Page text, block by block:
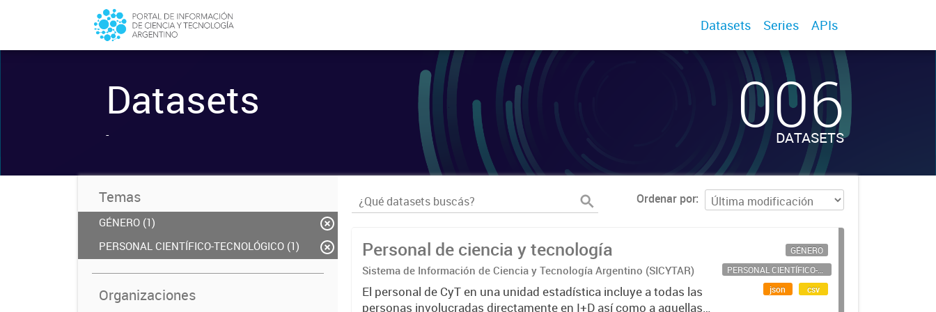
Datasets Series APIs
Datasets
- 006
DATASETS
Temas
GÉNERO (1)
PERSONAL CIENTÍFICO-TECNOLÓGICO (1)
Organizaciones
Ordenar por
Personal de ciencia y tecnología
Sistema de Información de Ciencia y Tecnología Argentino (SICYTAR)
El personal de CyT en una unidad estadística incluye a todas las
personas involucradas directamente en I+D así como a aquellas
GÉNERO
PERSONAL CIENTÍFICO-TECNOLÓGICO
json
csv